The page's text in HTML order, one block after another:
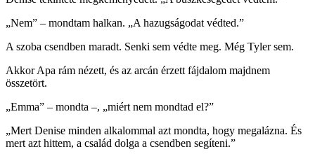
„Nem” – mondtam halkan. „A hazugságodat védted.”
A szoba csendben maradt. Senki sem védte meg. Még Tyler sem.
Akkor Apa rám nézett, és az arcán érzett fájdalom majdnem
összetört.
„Emma” – mondta –, „miért nem mondtad el?”
„Mert Denise minden alkalommal azt mondta, hogy megalázna. És
mert azt hittem, a család dolga a csendben segíteni.”